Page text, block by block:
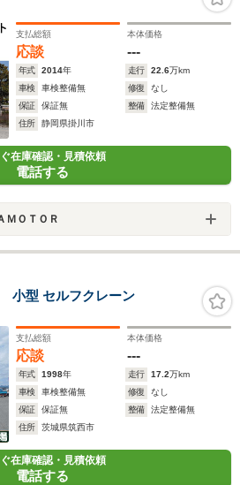
支払総額
応談
本体価格
---
年式 2014年 走行 22.6万km
車検
車検整備無 修復
なし
保証
保証無 整備
法定整備無
住所
静岡県掛川市
在庫確認・見積依頼
電話する
ＭＯＴＯＲ
型 セルフクレーン
支払総額
応談
本体価格
---
年式 1998年 走行 17.2万km
車検
車検整備無 修復
なし
保証
保証無 整備
法定整備無
住所
茨城県筑西市
在庫確認・見積依頼
電話する